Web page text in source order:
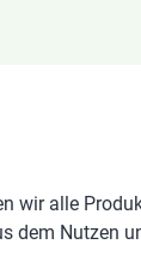
wir alle
Nutzen